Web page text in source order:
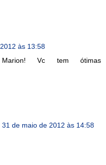
às 13:58
Vc tem ótimas
31 de maio de 2012 às 14:58